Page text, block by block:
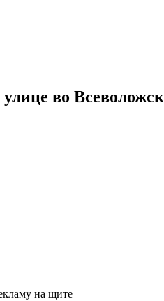
во Всеволожск